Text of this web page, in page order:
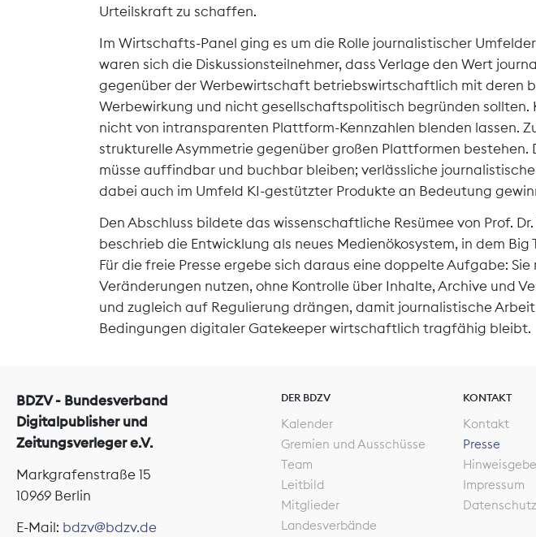
Urteilskraft zu schaffen.
Im Wirtschafts-Panel ging es um die Rolle journalistischer
waren sich die Diskussionsteilnehmer, dass Verlage den Wert
gegenüber der Werbewirtschaft betriebswirtschaftlich mit deren
Werbewirkung und nicht gesellschaftspolitisch begründen sollten.
nicht von intransparenten Plattform-Kennzahlen blenden lassen.
strukturelle Asymmetrie gegenüber großen Plattformen bestehen.
müsse auffindbar und buchbar bleiben; verlässliche
dabei auch im Umfeld KI-gestützter Produkte an Bedeutung
Den Abschluss bildete das wissenschaftliche Resümee von Prof.
beschrieb die Entwicklung als neues Medienökosystem, in dem Big
Für die freie Presse ergebe sich daraus eine doppelte Aufgabe:
Veränderungen nutzen, ohne Kontrolle über Inhalte, Archive und
und zugleich auf Regulierung drängen, damit journalistische
Bedingungen digitaler Gatekeeper wirtschaftlich tragfähig bleibt.
BDZV - Bundesverband
Digitalpublisher und
Zeitungsverleger e.V.
Markgrafenstraße 15
10969 Berlin
E-Mail: bdzv@bdzv.de
DER BDZV
Kalender
Gremien und Ausschüsse
Team
Leitbild
Mitglieder
Landesverbände
KONTAKT
Kontakt
Presse
Impressum
Datenschutz